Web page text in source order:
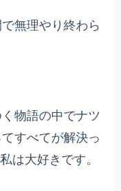
無理やり終わら
物語の中でナツ
すべてが解決っ
は大好きです。